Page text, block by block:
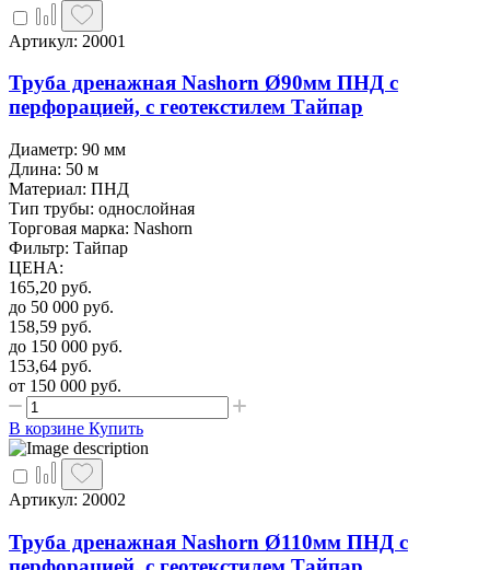
Артикул: 20001
Труба дренажная Nashorn Ø90мм ПНД с
перфорацией, с геотекстилем Тайпар
Диаметр: 90 мм
Длина: 50 м
Материал: ПНД
Тип трубы: однослойная
Торговая марка: Nashorn
Фильтр: Тайпар
ЦЕНА:
165,20 руб.
до 50 000 руб.
158,59 руб.
до 150 000 руб.
153,64 руб.
от 150 000 руб.
В корзине Купить
Артикул: 20002
Труба дренажная Nashorn Ø110мм ПНД с